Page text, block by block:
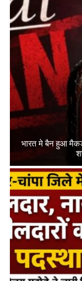
भारत मे बैन हुआ